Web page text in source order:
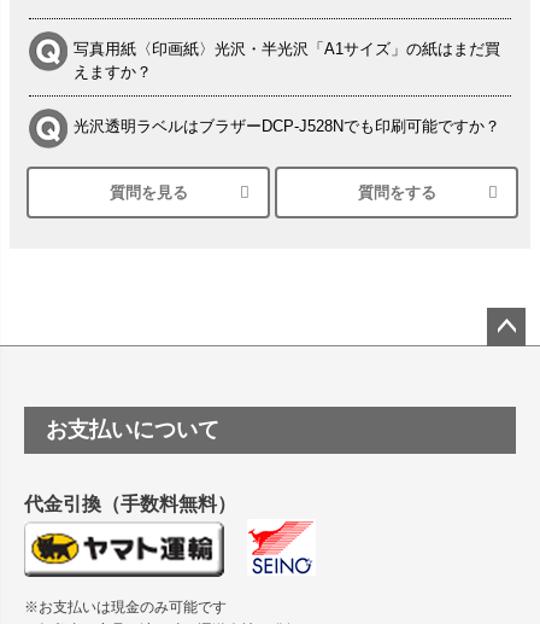
写真用紙〈印画紙〉光沢・半光沢「A1サイズ」の紙はまだ買
えますか？
光沢透明ラベルはブラザーDCP-J528Nでも印刷可能ですか？
シルバーペーパーにEPSON EP-30VAで印刷するときの設定
は？
塩ビのロール紙で離型紙が透明の商品はありますか
つや消し半透明ラベルのロールタイプはありますか？
縦420mm×横650mmの包装紙に適した紙はありますか？
質問を見る 質問をする
ップ
お支払いについて
代金引換（手数料無料）
※お支払いは現金のみ可能です